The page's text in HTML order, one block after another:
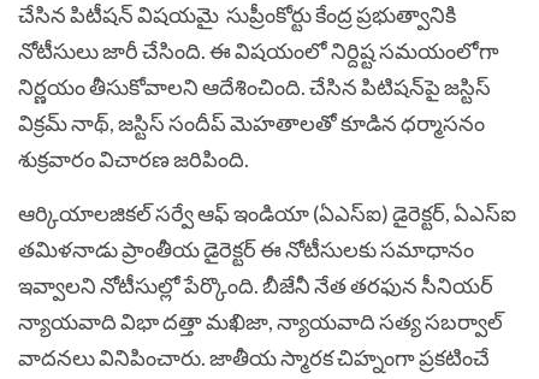
చేసిన పిటీషన్ విషయమై సుప్రీంకోర్టు కేంద్ర ప్రభుత్వానికి
నోటీసులు జారీ చేసింది. ఈ విషయంలో నిర్దిష్ట సమయంలోగా
నిర్ణయం తీసుకోవాలని ఆదేశించింది. చేసిన పిటిషన్‌పై జస్టిస్‌
విక్రమ్‌ నాథ్‌, జస్టిస్‌ సందీప్‌ మెహతాలతో కూడిన ధర్మాసనం
శుక్రవారం విచారణ జరిపింది.
ఆర్కియాలజికల్ సర్వే ఆఫ్ ఇండియా (ఏఎస్ఐ) డైరెక్టర్, ఏఎస్ఐ
తమిళనాడు ప్రాంతీయ డైరెక్టర్‌ ఈ నోటీసులకు సమాధానం
ఇవ్వాలని నోటీసుల్లో పేర్కొంది. బీజేనీ నేత తరఫున సీనియర్
న్యాయవాది విభా దత్తా మఖిజా, న్యాయవాది సత్య సబర్వాల్
వాదనలు వినిపించారు. జాతీయ స్మారక చిహ్నంగా ప్రకటించే